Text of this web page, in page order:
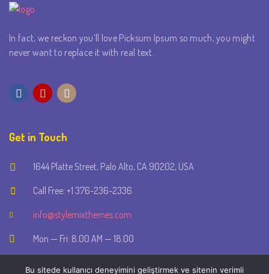
t
s
n
a
v
i
In fact, we reckon you’ll love Picksum Ipsum so much, you might
never want to replace it with real text.
Get in Touch
1644 Platte Street, Palo Alto, CA 90202, USA
Call Free: +1 376-236-2336
info@stylemixthemes.com
Mon — Fri: 8.00 AM — 18.00
Bu sitede kullanıcı deneyimini geliştirmek ve sitenin verimli